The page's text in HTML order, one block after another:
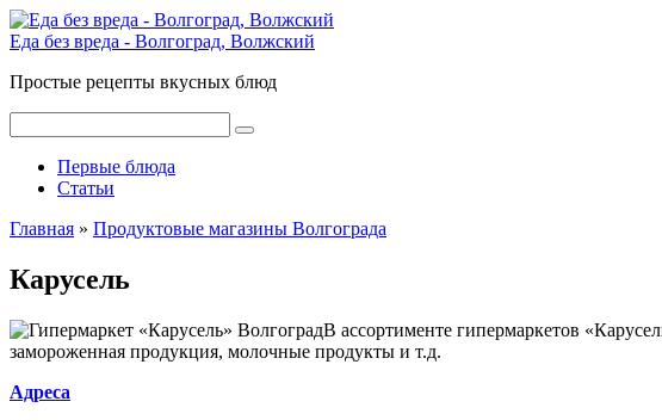
Перейти
к
Еда без вреда - Волгоград, Волжский
Простые рецепты вкусных блюд
Первые блюда
Статьи
Главная » Продуктовые магазины Волгограда
Карусель
В ассортименте гипермаркетов
замороженная продукция, молочные продукты и т.д.
Адреса